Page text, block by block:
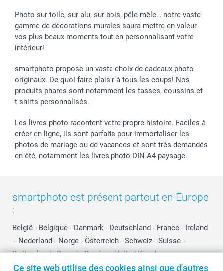
Ce site web utilise des cookies ainsi que d'autres
smartbonus
Photo sur toile, sur alu, sur bois, pêle-mêle… notre vaste
gamme de décorations murales saura mettre en valeur
vos plus beaux moments tout en personnalisant votre
intérieur!
smartphoto propose un vaste choix de cadeaux photo
originaux. De quoi faire plaisir à tous les coups! Nos
produits phares sont notamment les tasses, coussins et
t-shirts personnalisés.
Les livres photo racontent votre propre histoire. Faciles à
créer en ligne, ils sont parfaits pour immortaliser les
photos de mariage ou de vacances et sont très demandés
en été, notamment les livres photo DIN A4 paysage.
smartphoto est présent partout en Europe
:
België - Belgique - Danmark - Deutschland - France - Ireland
- Nederland - Norge - Österreich - Schweiz - Suisse -
Switzerland - Suomi - Sverige - United Kingdom -
Other Countries